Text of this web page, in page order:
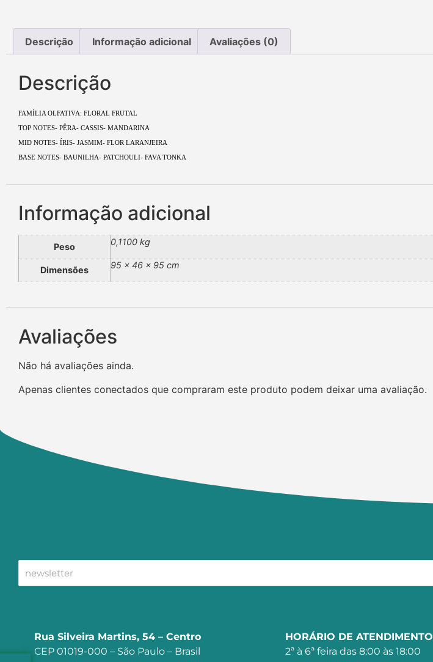
Descrição Informação adicional Avaliações (0)
Descrição
FAMÍLIA OLFATIVA: FLORAL FRUTAL
TOP NOTES- PÊRA- CASSIS- MANDARINA
MID NOTES- ÍRIS- JASMIM- FLOR LARANJEIRA
BASE NOTES- BAUNILHA- PATCHOULI- FAVA TONKA
Informação adicional
Peso 0,1100 kg
Dimensões 95 × 46 × 95 cm
Avaliações
Não há avaliações ainda.
Apenas clientes conectados que compraram este produto podem deixar uma avaliação.
Rua Silveira Martins, 54 – Centro
CEP 01019-000 – São Paulo – Brasil
HORÁRIO DE ATENDIMENTO
2ª à 6ª feira das 8:00 às 18:00